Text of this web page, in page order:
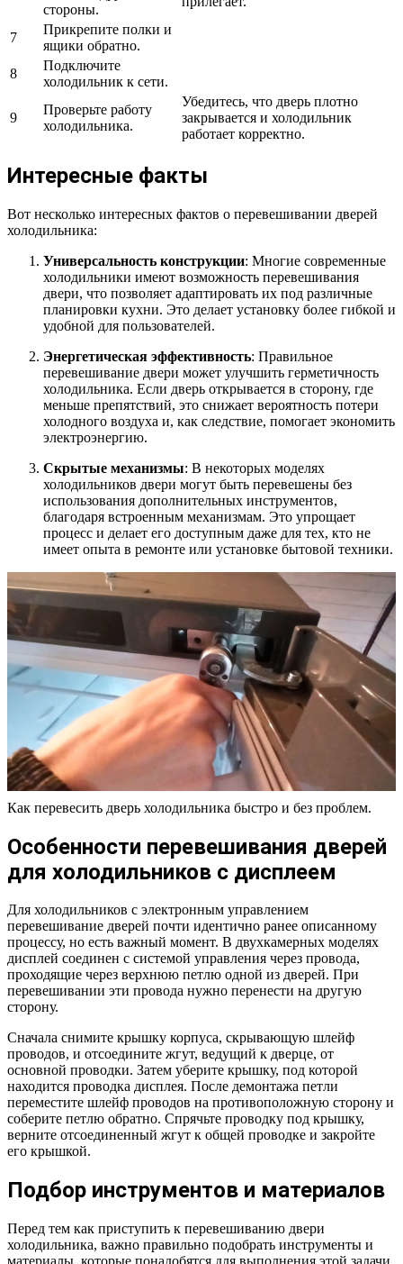
стороны.
7
Прикрепите полки и
ящики обратно.
8
Подключите
холодильник к сети.
9
Проверьте работу
холодильника.
Убедитесь, что дверь плотно
закрывается и холодильник
работает корректно.
Интересные факты
Вот несколько интересных фактов о перевешивании дверей
холодильника:
Универсальность конструкции: Многие современные
холодильники имеют возможность перевешивания
двери, что позволяет адаптировать их под различные
планировки кухни. Это делает установку более гибкой и
удобной для пользователей.
Энергетическая эффективность: Правильное
перевешивание двери может улучшить герметичность
холодильника. Если дверь открывается в сторону, где
меньше препятствий, это снижает вероятность потери
холодного воздуха и, как следствие, помогает экономить
электроэнергию.
Скрытые механизмы: В некоторых моделях
холодильников двери могут быть перевешены без
использования дополнительных инструментов,
благодаря встроенным механизмам. Это упрощает
процесс и делает его доступным даже для тех, кто не
имеет опыта в ремонте или установке бытовой техники.
Как перевесить дверь холодильника быстро и без проблем.
Особенности перевешивания дверей
для холодильников с дисплеем
Для холодильников с электронным управлением
перевешивание дверей почти идентично ранее описанному
процессу, но есть важный момент. В двухкамерных моделях
дисплей соединен с системой управления через провода,
проходящие через верхнюю петлю одной из дверей. При
перевешивании эти провода нужно перенести на другую
сторону.
Сначала снимите крышку корпуса, скрывающую шлейф
проводов, и отсоедините жгут, ведущий к дверце, от
основной проводки. Затем уберите крышку, под которой
находится проводка дисплея. После демонтажа петли
переместите шлейф проводов на противоположную сторону и
соберите петлю обратно. Спрячьте проводку под крышку,
верните отсоединенный жгут к общей проводке и закройте
его крышкой.
Подбор инструментов и материалов
Перед тем как приступить к перевешиванию двери
холодильника, важно правильно подобрать инструменты и